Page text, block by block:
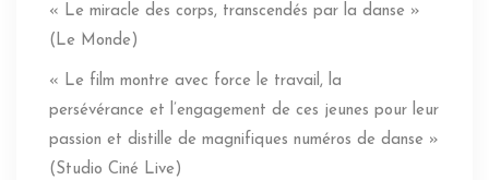
« Le miracle des corps, transcendés par la danse »
(Le Monde)
« Le film montre avec force le travail, la
persévérance et l’engagement de ces jeunes pour leur
passion et distille de magnifiques numéros de danse »
(Studio Ciné Live)